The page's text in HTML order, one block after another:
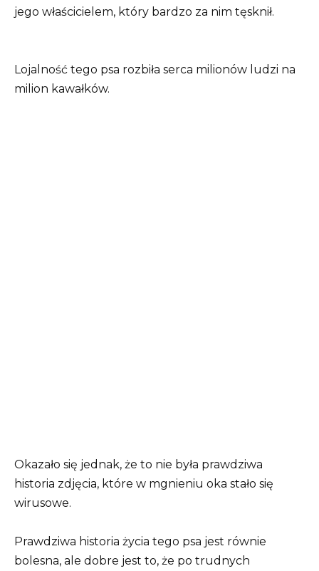
jego właścicielem, który bardzo za nim tęsknił.
Lojalność tego psa rozbiła serca milionów ludzi na
milion kawałków.
Okazało się jednak, że to nie była prawdziwa
historia zdjęcia, które w mgnieniu oka stało się
wirusowe.
Prawdziwa historia życia tego psa jest równie
bolesna, ale dobre jest to, że po trudnych